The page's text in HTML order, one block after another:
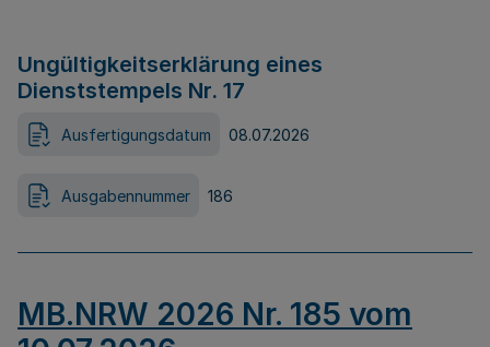
Ungültigkeitserklärung eines
Dienststempels Nr. 17
Ausfertigungsdatum 08.07.2026
Ausgabennummer 186
MB.NRW 2026 Nr. 185 vom